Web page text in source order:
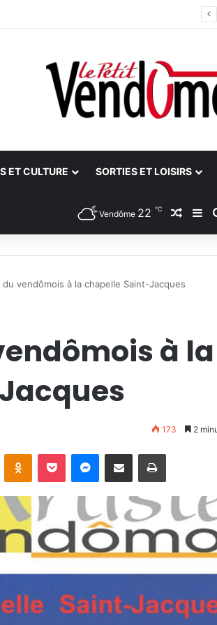
ET CULTURE SORTIES ET LOISIRS
Vendôme 22 ℃ Article
vendômois à la chapelle Saint-Jacques
à la
173 2